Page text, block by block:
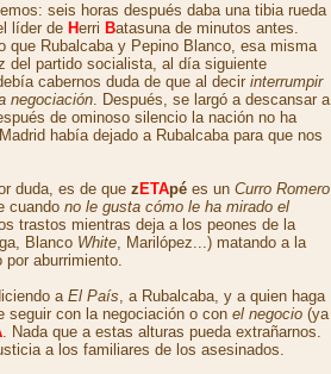
seis horas después daba una tibia rueda
líder de Herri Batasuna de minutos antes.
que Rubalcaba y Pepino Blanco, esa misma
del partido socialista, al día siguiente
cabernos duda de que al decir interrumpir
negociación. Después, se largó a descansar a
de ominoso silencio la nación no ha
había dejado a Rubalcaba para que nos
duda, es de que z ETApé es un Curro Romero
cuando no le gusta cómo le ha mirado el
trastos mientras deja a los peones de la
Blanco White, Marilópez...) matando a la
aburrimiento.
a El País, a Rubalcaba, y a quien haga
seguir con la negociación o con el negocio (ya
. Nada que a estas alturas pueda extrañarnos.
a los familiares de los asesinados.